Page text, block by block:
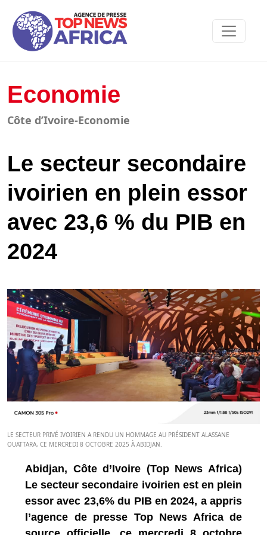
Economie
Côte d’Ivoire-Economie
Le secteur secondaire
ivoirien en plein essor
avec 23,6 % du PIB en
2024
LE SECTEUR PRIVÉ IVOIRIEN A RENDU UN HOMMAGE AU PRÉSIDENT ALASSANE
OUATTARA, CE MERCREDI 8 OCTOBRE 2025 À ABIDJAN.
Abidjan, Côte d’Ivoire (Top News Africa)
Le secteur secondaire ivoirien est en plein
essor avec 23,6% du PIB en 2024, a appris
l’agence de presse Top News Africa de